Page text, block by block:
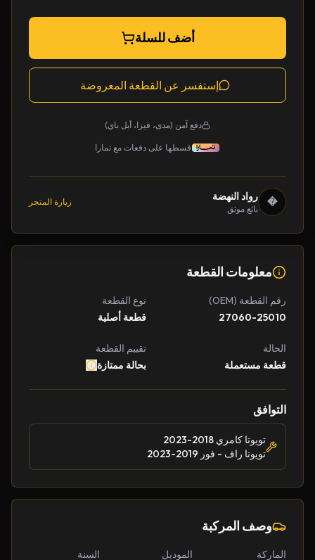
أضف للسلة
إستفسر عن القطعة المعروضة
دفع آمن (مدى، فيزا، أبل باي)
قسطها على دفعات مع تمارا
� رواد النهضة
بائع موثق
زيارة المتجر
معلومات القطعة
رقم القطعة (OEM)
27060-25010
نوع القطعة
قطعة أصلية
الحالة
قطعة مستعملة
تقييم القطعة
بحالة ممتازة
التوافق
تويوتا كامري 2018-2023
تويوتا راف - فور 2019-2023
وصف المركبة
الماركة الموديل السنة